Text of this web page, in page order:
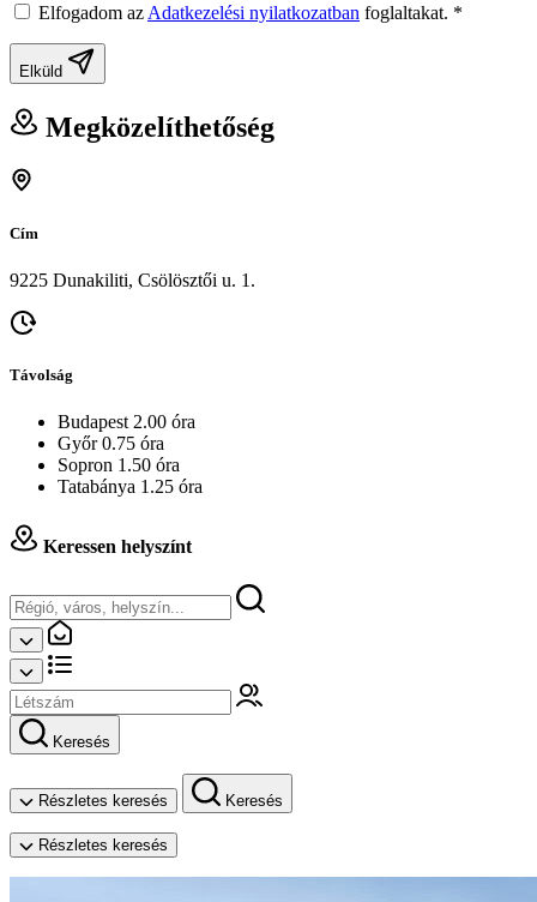
Elfogadom az Adatkezelési nyilatkozatban foglaltakat. *
Elküld
Megközelíthetőség
Cím
9225 Dunakiliti, Csölösztői u. 1.
Távolság
Budapest 2.00 óra
Győr 0.75 óra
Sopron 1.50 óra
Tatabánya 1.25 óra
Keressen helyszínt
Keresés
Részletes keresés Keresés
Részletes keresés